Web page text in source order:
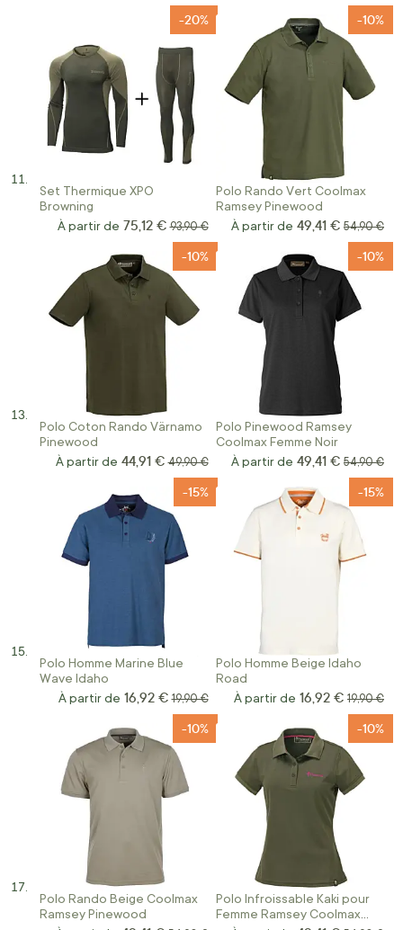
Set Thermique XPO
Browning
-20%
À partir de 75,12 € Prix normal
93,90 €
Polo Rando Vert Coolmax
Ramsey Pinewood
-10%
À partir de 49,41 € Prix
54,90 €
Polo Coton Rando Värnamo
Pinewood
-10%
À partir de 44,91 € Prix normal
49,90 €
Polo Pinewood Ramsey
Coolmax Femme Noir
-10%
À partir de 49,41 € Prix
54,90 €
Polo Homme Marine Blue
Wave Idaho
-15%
À partir de 16,92 € Prix normal
19,90 €
Polo Homme Beige Idaho
Road
-15%
À partir de 16,92 € Prix
19,90 €
Polo Rando Beige Coolmax
Ramsey Pinewood
-10%
Polo Infroissable Kaki pour
Femme Ramsey Coolmax
-10%